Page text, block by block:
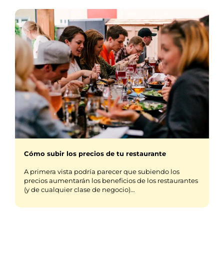
Cómo subir los precios de tu restaurante
A primera vista podría parecer que subiendo los
precios aumentarán los beneficios de los restaurantes
(y de cualquier clase de negocio)…